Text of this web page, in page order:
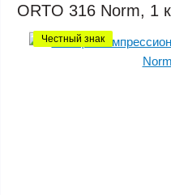
ORTO 316 Norm, 1
Честный знак